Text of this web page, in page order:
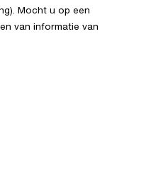
Mocht u op een
van informatie van